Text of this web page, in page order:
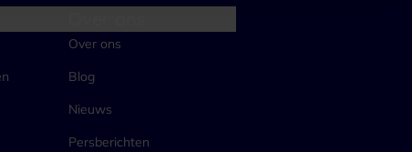
Over ons
Blog
Nieuws
Persberichten